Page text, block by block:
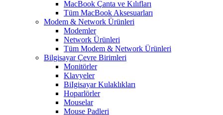
MacBook Çanta ve Kılıfları
Tüm MacBook Aksesuarları
Modem & Network Ürünleri
Modemler
Network Ürünleri
Tüm Modem & Network Ürünleri
Bilgisayar Çevre Birimleri
Monitörler
Klavyeler
BiIgisayar Kulaklıkları
Hoparlörler
Mouselar
Mouse Padleri